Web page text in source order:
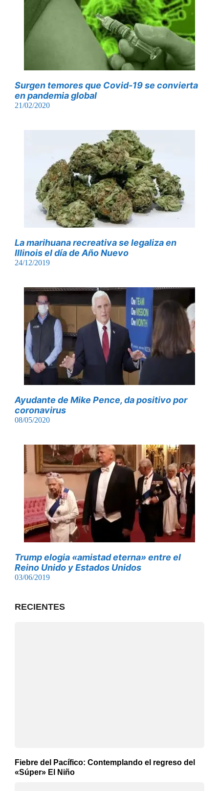
Surgen temores que Covid-19 se convierta
en pandemia global
21/02/2020
La marihuana recreativa se legaliza en
Illinois el día de Año Nuevo
24/12/2019
Ayudante de Mike Pence, da positivo por
coronavirus
08/05/2020
Trump elogia «amistad eterna» entre el
Reino Unido y Estados Unidos
03/06/2019
RECIENTES
Fiebre del Pacífico: Contemplando el regreso del
«Súper» El Niño